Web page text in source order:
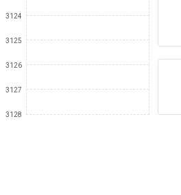
3124
3125
3126
3127
3128